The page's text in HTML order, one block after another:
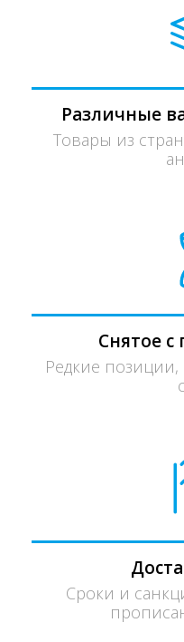
Различные
Товары из
Снятое с
Редкие
Сроки и